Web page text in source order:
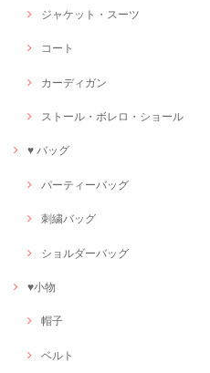
ジャケット・スーツ
コート
カーディガン
ストール・ボレロ・ショール
♥ バッグ
パーティーバッグ
刺繍バッグ
ショルダーバッグ
♥小物
帽子
ベルト